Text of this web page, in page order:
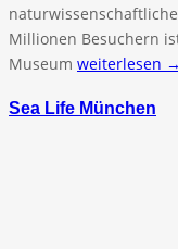
Millionen Besuchern
Museum weiterlesen →
Sea Life München